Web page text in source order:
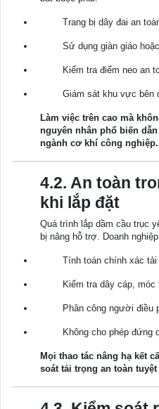
Trang bị dây đai an
Sử dụng giàn giáo
Kiểm tra điểm neo an
Giám sát khu vực bên
Làm việc trên cao mà
nguyên nhân phổ biến
ngành cơ khí công nghiệp.
4.2. An toàn
khi lắp đặt
Quá trình lắp dầm cầu trục
bị nâng hỗ trợ. Doanh
Tính toán chính xác tải
Kiểm tra dây cáp, móc
Phân công người điều
Không cho phép đứng
Mọi thao tác nâng hạ kết
soát tải trọng an toàn